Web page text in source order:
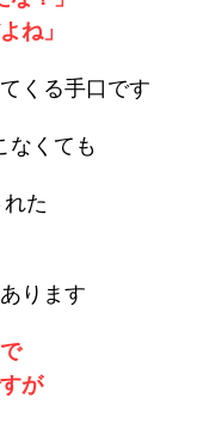
ね」
くる手口です
なくても
た
ります
が